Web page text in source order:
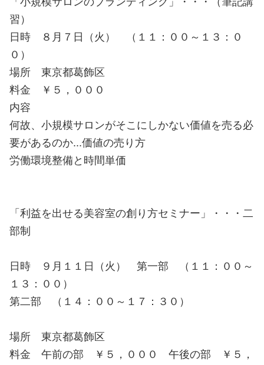
習）
日時 ８月７日（火）
（１１：００～１３：０
０）
場所 東京都葛飾区
料金 ￥５，０００
内容
何故、小規模サロンがそこにしかない価値を売る必
要があるのか...価値の売り方
労働環境整備と時間単価
「利益を出せる美容室の創り方セミナー」・・・二
部制
日時 ９月１１日（火） 第一部 （１１：００～
１３：００）
第二部 （１４：００～１７：３０）
場所 東京都葛飾区
料金 午前の部 ￥５，０００ 午後の部 ￥５，